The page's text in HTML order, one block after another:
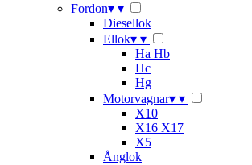
Fordon▾ ▾
Diesellok
Ellok▾ ▾
Ha Hb
Hc
Hg
Motorvagnar▾ ▾
X10
X16 X17
X5
Ånglok